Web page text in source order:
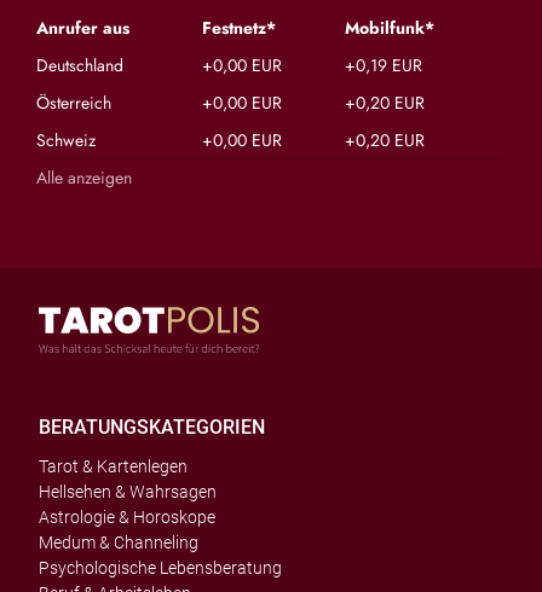
Anrufer aus Festnetz*
Mobilfunk*
Deutschland
+0,00 EUR
+0,19 EUR
Österreich
+0,00 EUR
+0,20 EUR
Schweiz
+0,00 EUR
+0,20 EUR
Alle anzeigen
BERATUNGSKATEGORIEN
Tarot & Kartenlegen
Hellsehen & Wahrsagen
Astrologie & Horoskope
Medum & Channeling
Psychologische Lebensberatung